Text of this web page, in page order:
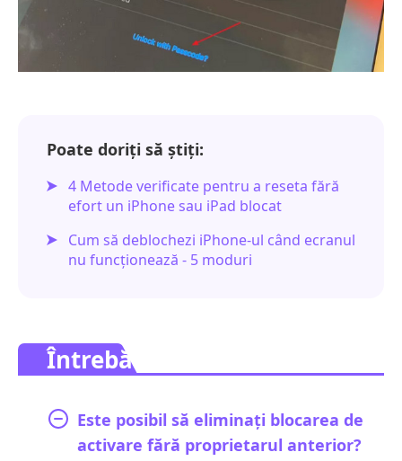
Poate doriți să știți:
4 Metode verificate pentru a reseta fără
efort un iPhone sau iPad blocat
Cum să deblochezi iPhone-ul când ecranul
nu funcționează - 5 moduri
Întrebări frecvente.
Este posibil să eliminați blocarea de
activare fără proprietarul anterior?